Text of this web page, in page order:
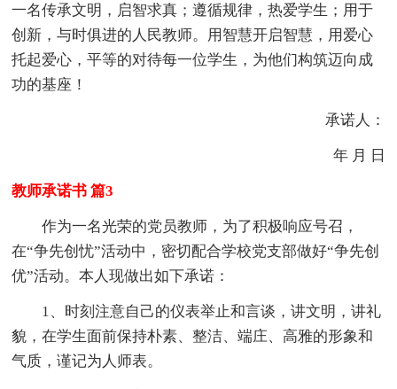
一名传承文明，启智求真；遵循规律，热爱学生；用于
创新，与时俱进的人民教师。用智慧开启智慧，用爱心
托起爱心，平等的对待每一位学生，为他们构筑迈向成
功的基座！
承诺人：
年 月 日
教师承诺书 篇3
作为一名光荣的党员教师，为了积极响应号召，
在“争先创忧”活动中，密切配合学校党支部做好“争先创
优”活动。本人现做出如下承诺：
1、时刻注意自己的仪表举止和言谈，讲文明，讲礼
貌，在学生面前保持朴素、整洁、端庄、高雅的形象和
气质，谨记为人师表。